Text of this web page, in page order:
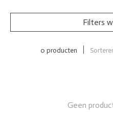
Filters
0 producten
Geen